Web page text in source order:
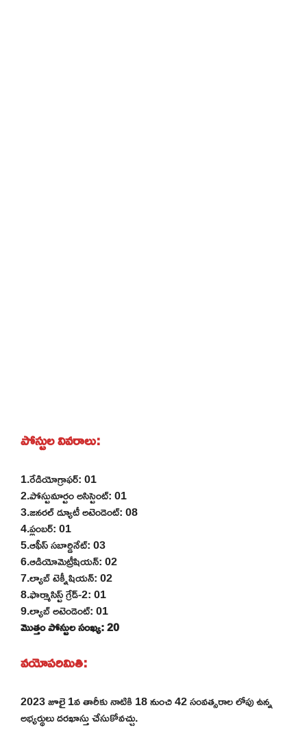
పోస్టుల వివరాలు:
1.రేడియోగ్రాఫర్: 01
2.పోస్టుమార్టం అసిస్టెంట్: 01
3.జనరల్ డ్యూటీ అటెండెంట్: 08
4.ప్లంబర్: 01
5.ఆఫీస్ సబార్డినేట్: 03
6.ఆడియోమెట్రీషియన్: 02
7.ల్యాబ్ టెక్నీషియన్: 02
8.ఫార్మాసిస్ట్ గ్రేడ్-2: 01
9.ల్యాబ్ అటెండెంట్: 01
మొత్తం పోస్టుల సంఖ్య: 20
వయోపరిమితి:
2023 జూలై 1వ తారీకు నాటికి 18 నుంచి 42 సంవత్సరాల లోపు ఉన్న
అభ్యర్థులు దరఖాస్తు చేసుకోవచ్చు.